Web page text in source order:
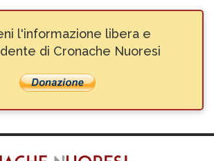
l'informazione libera e
di Cronache Nuoresi